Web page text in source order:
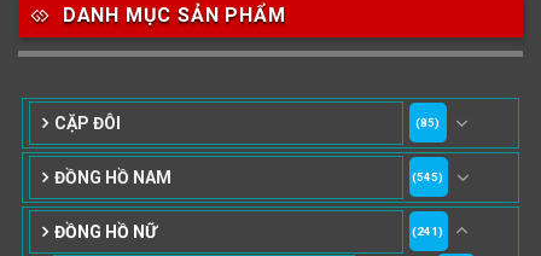
DANH MỤC SẢN PHẨM
CẶP ĐÔI (85)
ĐỒNG HỒ NAM (545)
ĐỒNG HỒ NỮ (241)